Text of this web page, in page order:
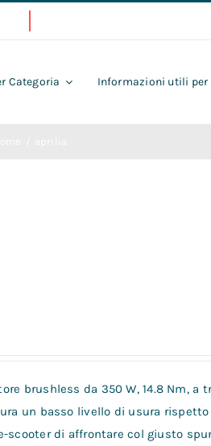
Categoria Informazioni utili per
brushless da 350 W, 14.8 Nm, a
un basso livello di usura
scooter di affrontare col giusto